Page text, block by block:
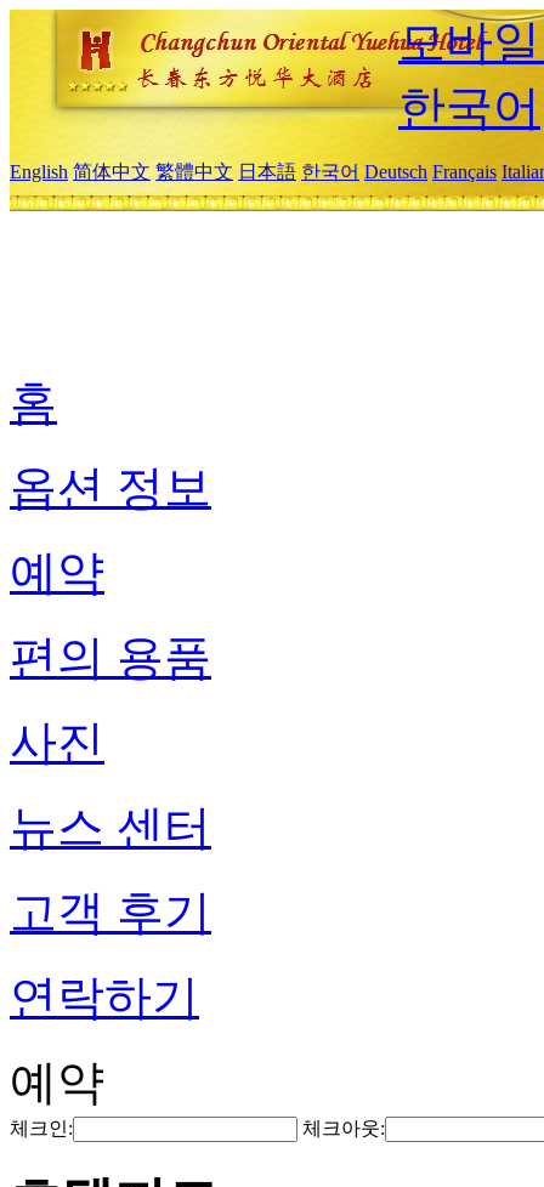
모바
한국어
English 简体中文 繁體中文 日本語 한국어 Deutsch Français
홈
옵션 정보
예약
편의 용품
사진
뉴스 센터
고객 후기
연락하기
예약
체크인: 체크아웃: